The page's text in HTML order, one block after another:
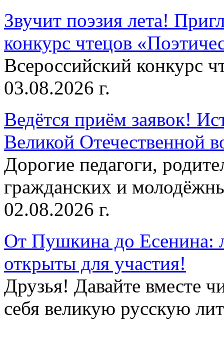
Звучит поэзия лета!
конкурс чтецов
Всероссийский конкурс
03.08.2026 г.
Ведётся приём заявок!
Великой Отечественной
Дорогие педагоги,
гражданских и
02.08.2026 г.
От Пушкина до Есенина:
открыты для участия!
Друзья! Давайте вместе
себя великую русскую